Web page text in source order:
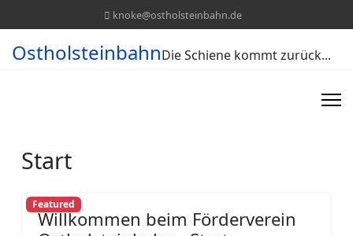
knoke@ostholsteinbahn.de
OstholsteinbahnDie Schiene kommt zurück...
Start
Featured
Willkommen beim Förderverein